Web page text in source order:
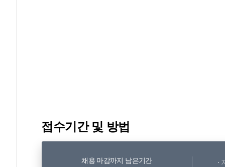
접수기간 및 방법
채용 마감까지 남은기간